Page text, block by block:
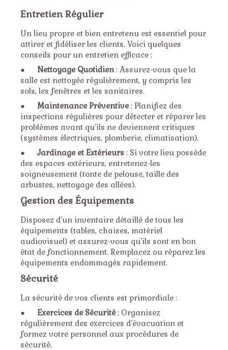
Entretien Régulier
Un lieu propre et bien entretenu est essentiel pour
attirer et fidéliser les clients. Voici quelques
conseils pour un entretien efficace :
● Nettoyage Quotidien: Assurez-vous que la
salle est nettoyée régulièrement, y compris les
sols, les fenêtres et les sanitaires.
● Maintenance Préventive : Planifiez des
inspections régulières pour détecter et réparer les
problèmes avant qu’ils ne deviennent critiques
(systèmes électriques, plomberie, climatisation).
● Jardinage et Extérieurs : Si votre lieu possède
des espaces extérieurs, entretenez-les
soigneusement (tonte de pelouse, taille des
arbustes, nettoyage des allées).
Gestion des Équipements
Disposez d’un inventaire détaillé de tous les
équipements (tables, chaises, matériel
audiovisuel) et assurez-vous qu’ils sont en bon
état de fonctionnement. Remplacez ou réparez les
équipements endommagés rapidement.
Sécurité
La sécurité de vos clients est primordiale :
● Exercices de Sécurité : Organisez
régulièrement des exercices d’évacuation et
formez votre personnel aux procédures de
sécurité.